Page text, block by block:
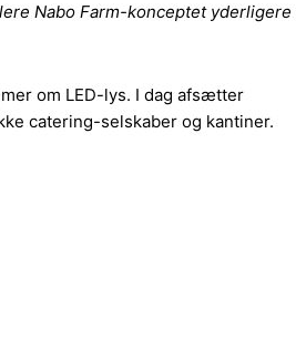
Nabo Farm-konceptet yderligere
om LED-lys. I dag afsætter
catering-selskaber og kantiner.